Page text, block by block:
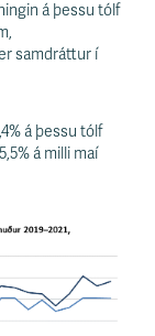
á þessu tólf
samdráttur í
á þessu tólf
á milli maí